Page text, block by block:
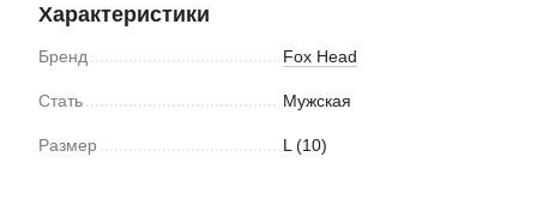
Характеристики
Бренд Fox Head
Стать Мужская
Размер L (10)